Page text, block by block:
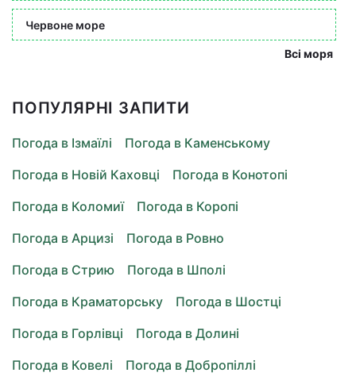
Червоне море
Всі моря
ПОПУЛЯРНІ ЗАПИТИ
Погода в Ізмаїлі
Погода в Каменському
Погода в Новій Каховці
Погода в Конотопі
Погода в Коломиї
Погода в Коропі
Погода в Арцизі
Погода в Ровно
Погода в Стрию
Погода в Шполі
Погода в Краматорську
Погода в Шостці
Погода в Горлівці
Погода в Долині
Погода в Ковелі
Погода в Добропіллі